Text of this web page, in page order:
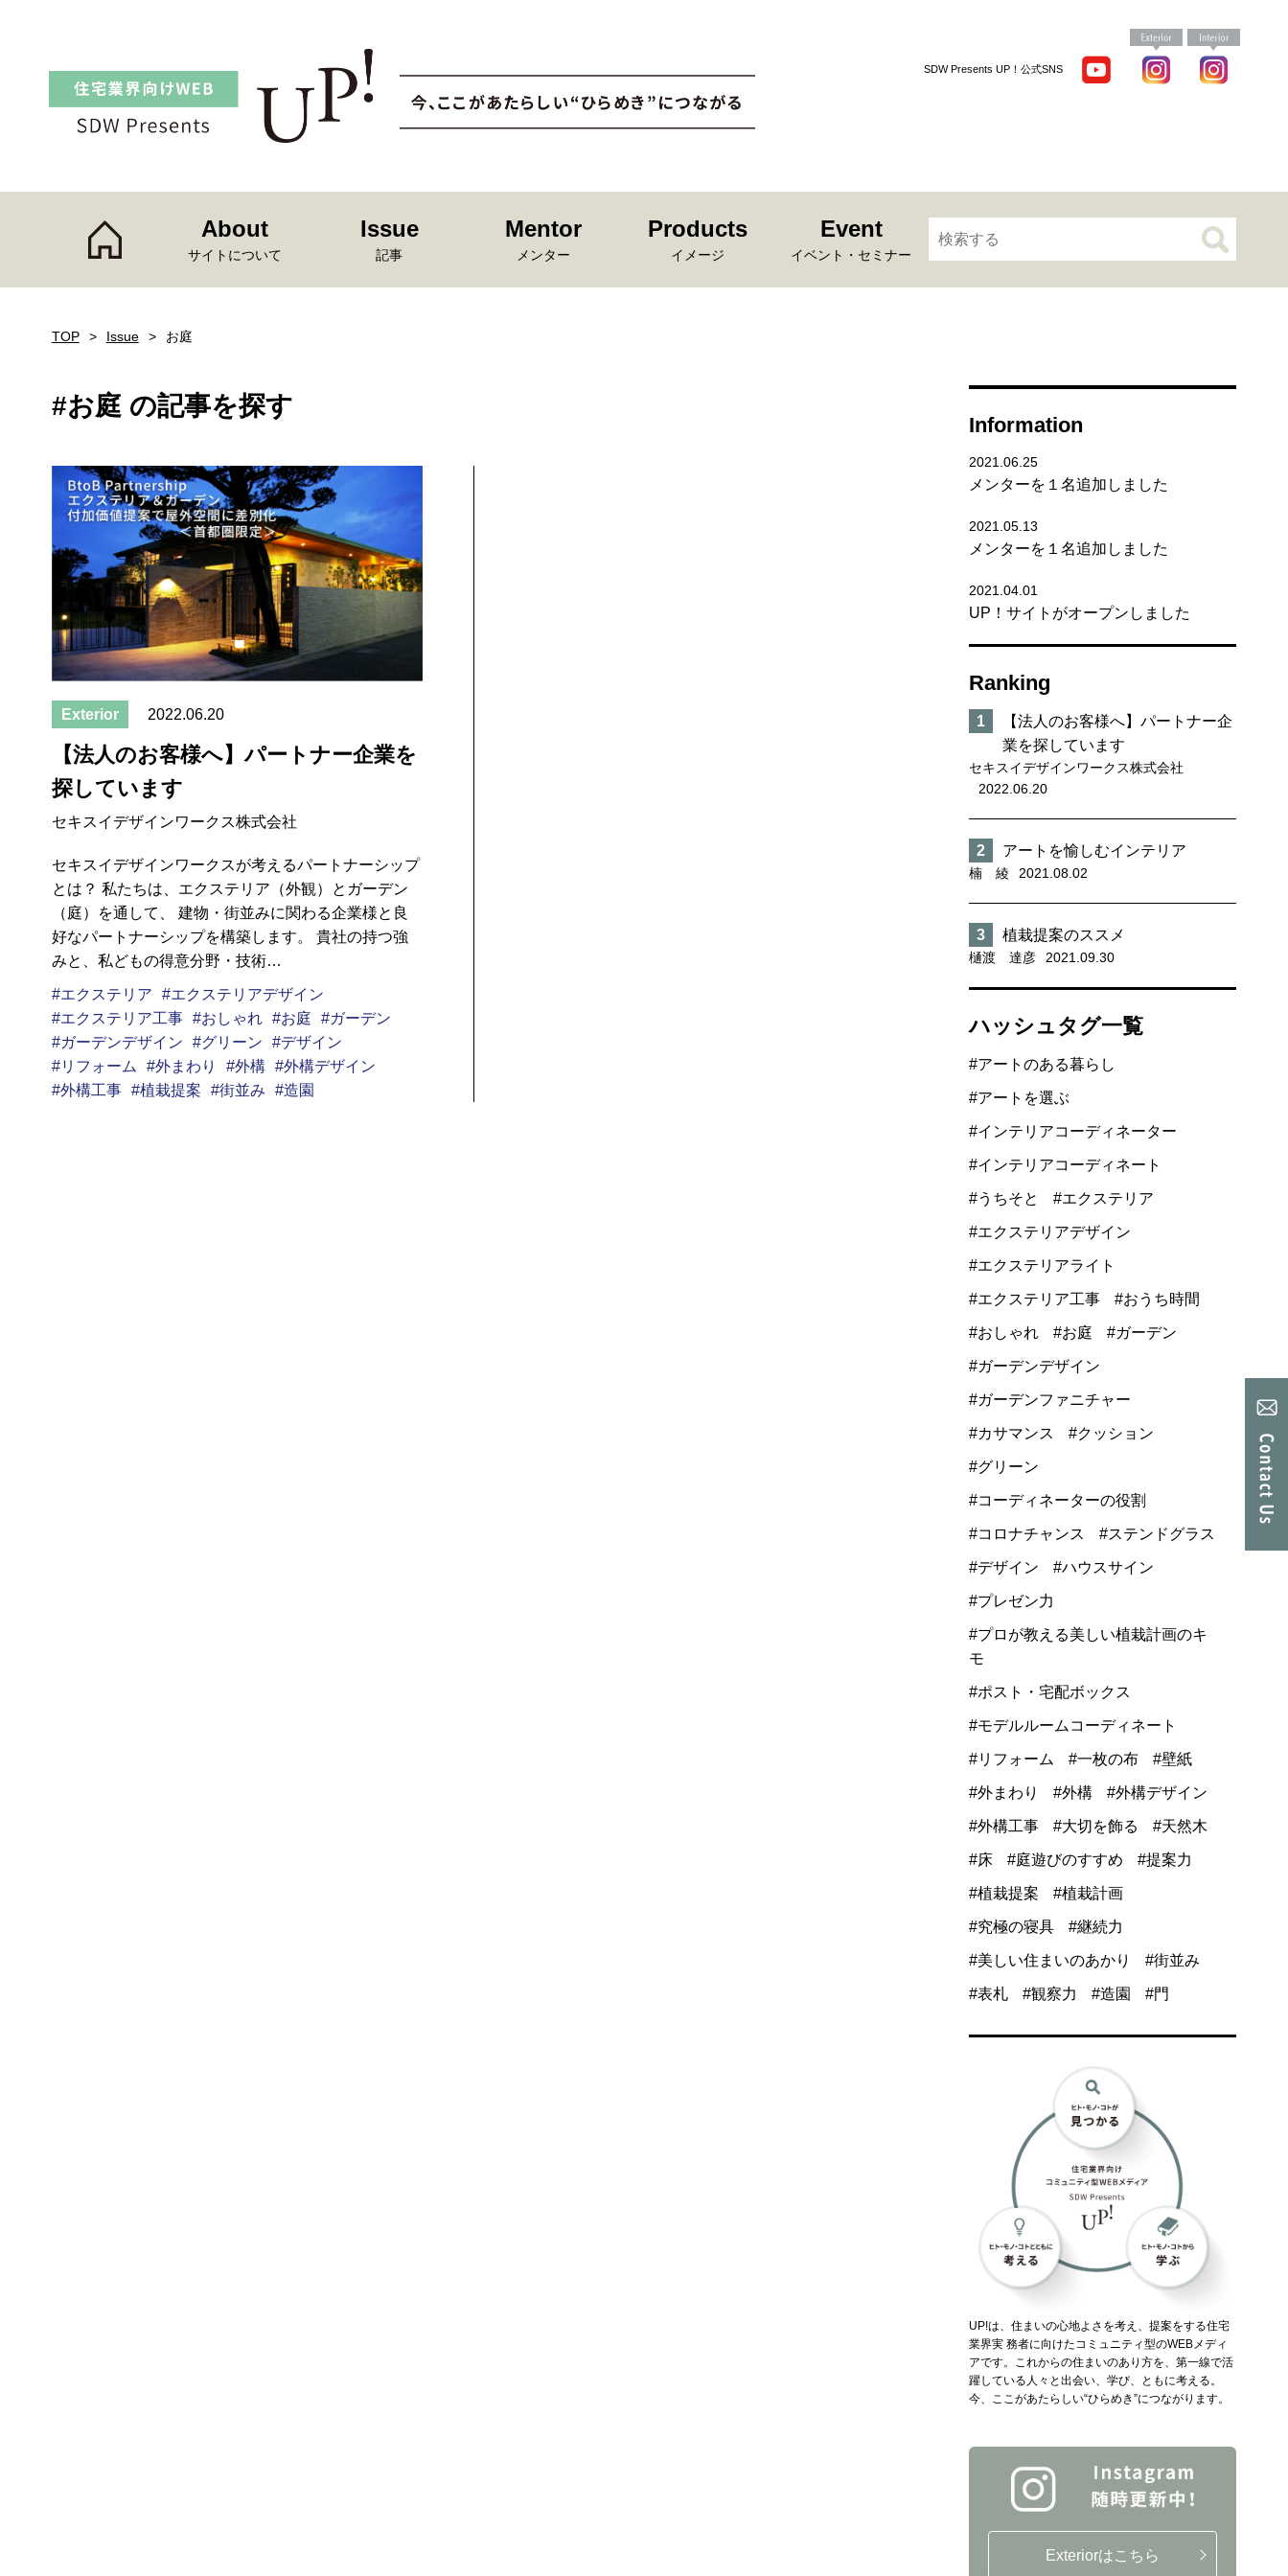
SDW Presents UP！公式SNS
About
サイトについて
Issue
記事
Mentor
メンター
Products
イメージ
Event
イベント・セミナー
TOP Issue お庭
#お庭 の記事を探す
Exterior 2022.06.20
【法人のお客様へ】パートナー企業を
探しています
セキスイデザインワークス株式会社
セキスイデザインワークスが考えるパートナーシップ
とは？ 私たちは、エクステリア（外観）とガーデン
（庭）を通して、 建物・街並みに関わる企業様と良
好なパートナーシップを構築します。 貴社の持つ強
みと、私どもの得意分野・技術…
エクステリア
エクステリアデザイン
エクステリア工事
おしゃれ お庭
ガーデン
ガーデンデザイン
グリーン
デザイン
リフォーム
外まわり 外構
外構デザイン
外構工事
植栽提案 街並み 造園
Information
2021.06.25
メンターを１名追加しました
2021.05.13
メンターを１名追加しました
2021.04.01
UP！サイトがオープンしました
Ranking
【法人のお客様へ】パートナー企
業を探しています
セキスイデザインワークス株式会社
2022.06.20
アートを愉しむインテリア
楠 綾 2021.08.02
植栽提案のススメ
樋渡 達彦 2021.09.30
ハッシュタグ一覧
アートのある暮らし
アートを選ぶ
インテリアコーディネーター
インテリアコーディネート
うちそと エクステリア
エクステリアデザイン
エクステリアライト
エクステリア工事 おうち時間
おしゃれ お庭 ガーデン
ガーデンデザイン
ガーデンファニチャー
カサマンス クッション
グリーン
コーディネーターの役割
コロナチャンス ステンドグラス
デザイン ハウスサイン
プレゼン力
プロが教える美しい植栽計画のキ
モ
ポスト・宅配ボックス
モデルルームコーディネート
リフォーム 一枚の布 壁紙
外まわり 外構 外構デザイン
外構工事 大切を飾る 天然木
床 庭遊びのすすめ 提案力
植栽提案 植栽計画
究極の寝具 継続力
美しい住まいのあかり 街並み
表札 観察力 造園 門
UP!は、住まいの心地よさを考え、提案をする住宅
業界実 務者に向けたコミュニティ型のWEBメディ
アです。これからの住まいのあり方を、第一線で活
躍している人々と出会い、学び、ともに考える。
今、ここがあたらしい“ひらめき”につながります。
Exteriorはこちら